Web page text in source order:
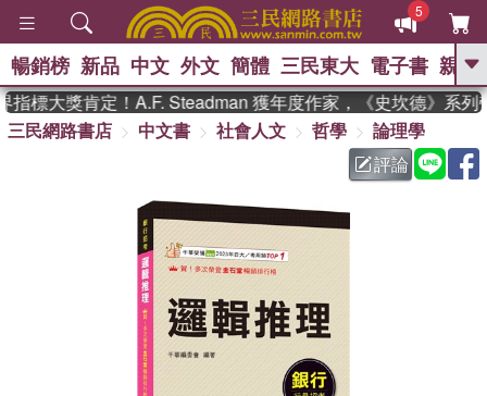
5
GO
熱搜： 東野圭吾 、 高希均教授回憶錄
父親節 、 花開錦
方念華 、 台灣的
李登輝時代
、 偉大的迷走神經 、
群喵 、 臺灣漫遊錄
暢銷榜 新品 中文 外文 簡體 三民東大 電子書 親子
標大獎肯定！A.F. Steadman 獲年度作家，《史坎德》系列帶
三民網路書店
中文書 社會人文 哲學
論理學
評論